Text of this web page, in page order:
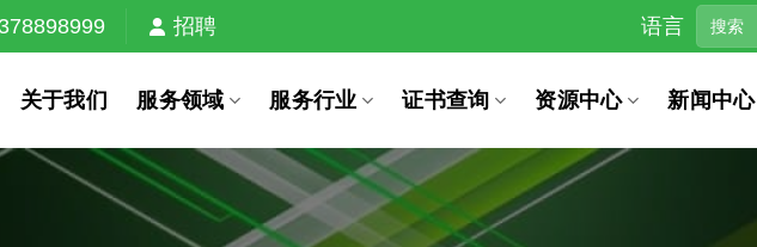
招聘 语言
关于我们 服务领域 服务行业 证书查询 资源中心 新闻中心